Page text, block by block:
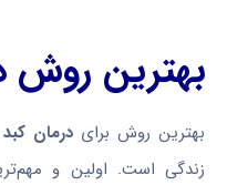
بهترین روش
بهترین روش برایدرمان
زندگی است. اولین و